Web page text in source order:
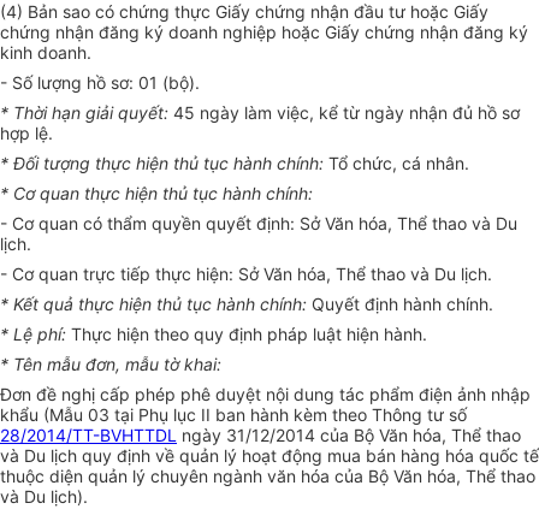
(4) Bản sao có chứng thực Giấy chứng nhận đầu tư hoặc Giấy
chứng nhận đăng ký doanh nghiệp hoặc Giấy chứng nhận đăng ký
kinh doanh.
- Số lượng hồ sơ: 01 (bộ).
* Thời hạn giải quyết: 45 ngày làm việc, kể từ ngày nhận đủ hồ sơ
hợp lệ.
* Đối tượng thực hiện thủ tục hành chính: Tổ chức, cá nhân.
* Cơ quan thực hiện thủ tục hành chính:
- Cơ quan có thẩm quyền quyết định: Sở Văn hóa, Thể thao và Du
lịch.
- Cơ quan trực tiếp thực hiện: Sở Văn hóa, Thể thao và Du lịch.
* Kết quả thực hiện thủ tục hành chính: Quyết định hành chính.
* Lệ phí: Thực hiện theo quy định pháp luật hiện hành.
* Tên mẫu đơn, mẫu tờ khai:
Đơn đề nghị cấp phép phê duyệt nội dung tác phẩm điện ảnh nhập
khẩu (Mẫu 03 tại Phụ lục II ban hành kèm theo Thông tư số
28/2014/TT-BVHTTDL ngày 31/12/2014 của Bộ Văn hóa, Thể thao
và Du lịch quy định về quản lý hoạt động mua bán hàng hóa quốc tế
thuộc diện quản lý chuyên ngành văn hóa của Bộ Văn hóa, Thể thao
và Du lịch).